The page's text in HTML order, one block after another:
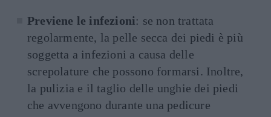
Previene le infezioni: se non trattata
regolarmente, la pelle secca dei piedi è più
soggetta a infezioni a causa delle
screpolature che possono formarsi. Inoltre,
la pulizia e il taglio delle unghie dei piedi
che avvengono durante una pedicure